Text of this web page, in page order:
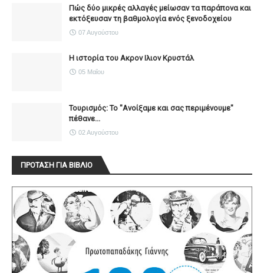
Πώς δύο μικρές αλλαγές μείωσαν τα παράπονα και
εκτόξευσαν τη βαθμολογία ενός ξενοδοχείου
07 Αυγούστου
Η ιστορία του Ακρον Ιλιον Κρυστάλ
05 Μαΐου
Τουρισμός: Το "Ανοίξαμε και σας περιμένουμε"
πέθανε...
02 Αυγούστου
ΠΡΟΤΑΣΗ ΓΙΑ ΒΙΒΛΙΟ